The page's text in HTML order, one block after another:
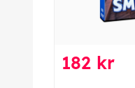
182 kr